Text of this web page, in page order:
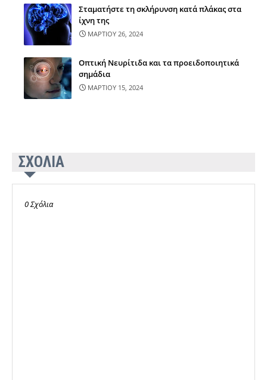
Σταματήστε τη σκλήρυνση κατά πλάκας στα
ίχνη της
ΜΑΡΤΙΟΥ 26, 2024
Οπτική Νευρίτιδα και τα προειδοποιητικά
σημάδια
ΜΑΡΤΙΟΥ 15, 2024
ΣΧΟΛΙΑ
0 Σχόλια